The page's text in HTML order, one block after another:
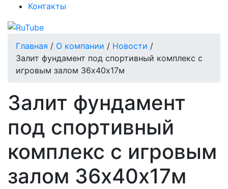
Контакты
Главная / О компании / Новости /
Залит фундамент под спортивный комплекс с
игровым залом 36х40х17м
Залит фундамент
под спортивный
комплекс с игровым
залом 36х40х17м